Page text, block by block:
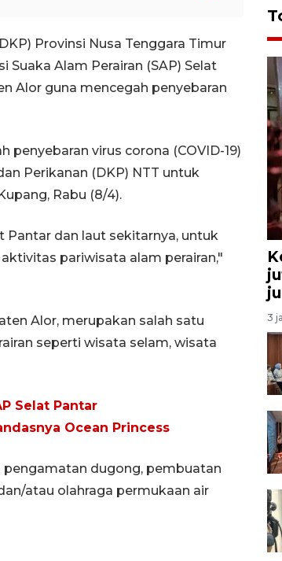
Provinsi Nusa Tenggara Timur
Alam Perairan (SAP) Selat
Alor guna mencegah penyebaran
virus corona (COVID-19)
Perikanan (DKP) NTT untuk
Rabu (8/4).
Pantar dan laut sekitarnya, untuk
pariwisata alam perairan,"
Alor, merupakan salah satu
seperti wisata selam, wisata
Selat Pantar
Ocean Princess
pengamatan dugong, pembuatan
atau olahraga permukaan air
3